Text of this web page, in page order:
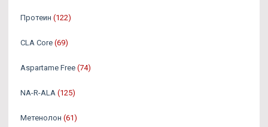
Протеин (122)
CLA Core (69)
Aspartame Free (74)
NA-R-ALA (125)
Метенолон (61)